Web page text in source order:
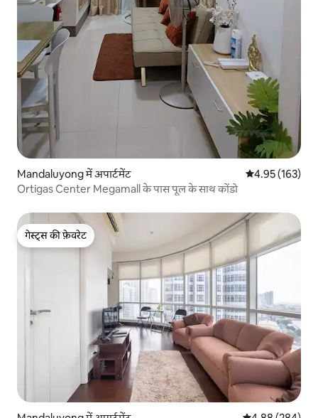
Mandaluyong में अपार्टमेंट औसत रेटिंग 5 में से
4.95 (163)
Ortigas Center Megamall के पास पूल के साथ कोंडो
गेस्ट्स की फ़ेवरेट
गेस्ट्स की फ़ेवरेट